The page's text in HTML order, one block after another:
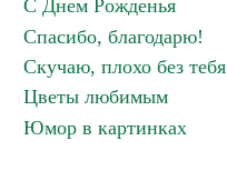
С Днем Рожденья
Спасибо, благодарю!
Скучаю, плохо без тебя
Цветы любимым
Юмор в картинках